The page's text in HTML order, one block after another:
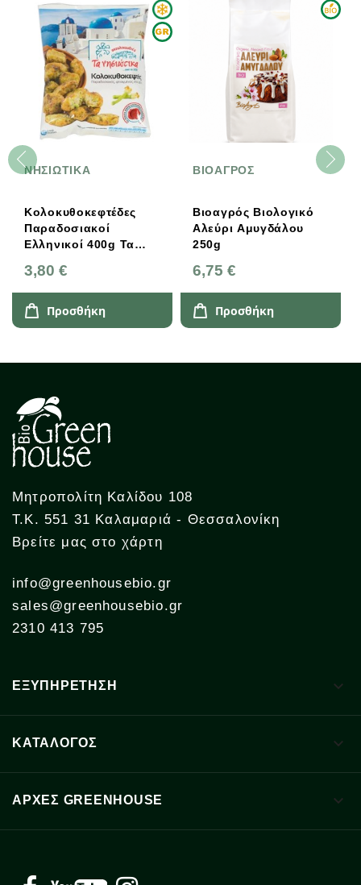
ΝΗΣΙΩΤΙΚΑ
Κολοκυθοκεφτέδες
Παραδοσιακοί
Ελληνικοί 400g Τα
3,80 €
Προσθήκη
ΒΙΟΑΓΡΟΣ
Βιοαγρός Βιολογικό
Αλεύρι Αμυγδάλου
250g
6,75 €
Προσθήκη
Μητροπολίτη Καλίδου 108
Τ.Κ. 551 31 Καλαμαριά - Θεσσαλονίκη
Βρείτε μας στο χάρτη
info@greenhousebio.gr
sales@greenhousebio.gr
2310 413 795
ΕΞΥΠΗΡΕΤΗΣΗ 
ΚΑΤΑΛΟΓΟΣ 
ΑΡΧΈΣ GREENHOUSE 